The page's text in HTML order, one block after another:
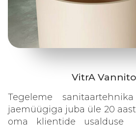
VitrA
Tegeleme
jaemüügiga juba üle 20
oma klientide usalduse